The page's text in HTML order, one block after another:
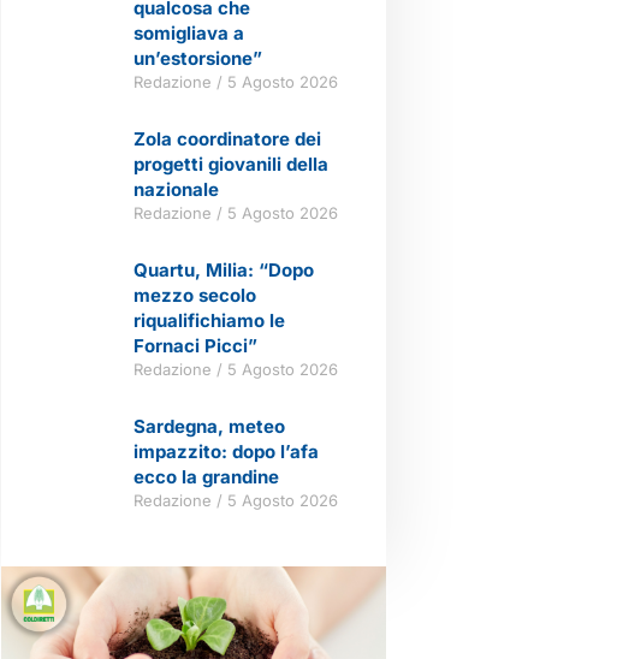
qualcosa che
somigliava a
un’estorsione”
Redazione 5 Agosto 2026
Zola coordinatore dei
progetti giovanili della
nazionale
Redazione 5 Agosto 2026
Quartu, Milia: “Dopo
mezzo secolo
riqualifichiamo le
Fornaci Picci”
Redazione 5 Agosto 2026
Sardegna, meteo
impazzito: dopo l’afa
ecco la grandine
Redazione 5 Agosto 2026